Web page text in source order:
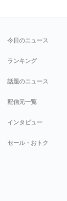
今日のニュース
ランキング
話題のニュース
配信元一覧
インタビュー
セール・おトク